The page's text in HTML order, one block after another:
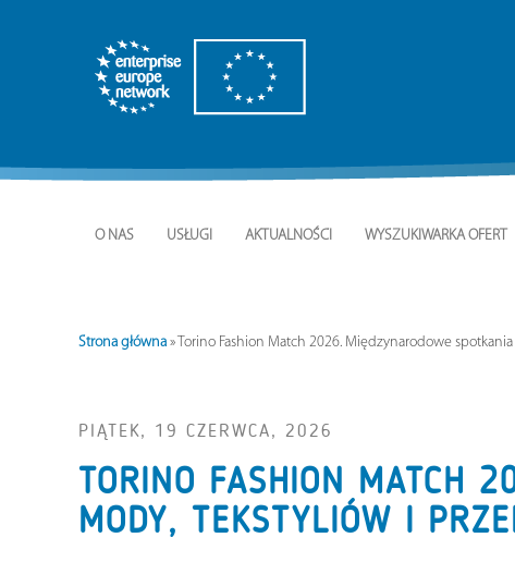
O NAS USŁUGI AKTUALNOŚCI WYSZUKIWARKA OFERT
Strona główna » Torino Fashion Match 2026. Międzynarodowe
PIĄTEK, 19 CZERWCA, 2026
TORINO FASHION MATCH
MODY, TEKSTYLIÓW I